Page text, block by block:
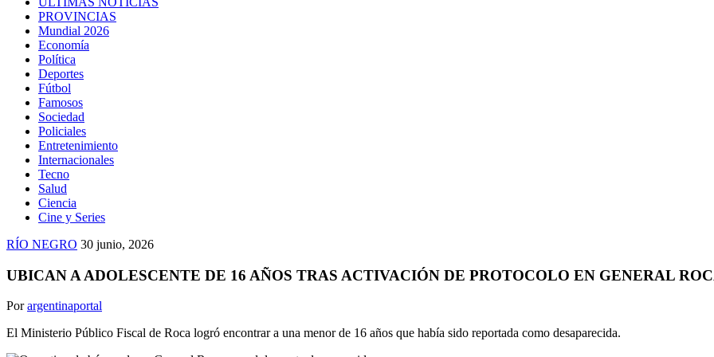
PROVINCIAS
Mundial 2026
Economía
Política
Deportes
Fútbol
Famosos
Sociedad
Policiales
Entretenimiento
Internacionales
Tecno
Salud
Ciencia
Cine y Series
RÍO NEGRO 30 junio, 2026
UBICAN A ADOLESCENTE DE 16 AÑOS TRAS ACTIVACIÓN DE PROTOCOLO EN GENERAL
Porargentinaportal
El Ministerio Público Fiscal de Roca logró encontrar a una menor de 16 años que había sido reportada como desaparecida.